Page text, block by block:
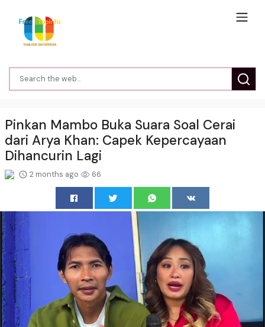
Pinkan Mambo Buka Suara Soal Cerai
dari Arya Khan: Capek Kepercayaan
Dihancurin Lagi
2 months ago 66